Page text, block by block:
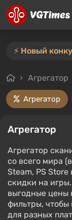
Агрегатор
Агрегатор
Агрегатор
Агрегатор
со всего мира
Steam, PS
скидки на
выгодные цены
фильтры, чтобы
для разных